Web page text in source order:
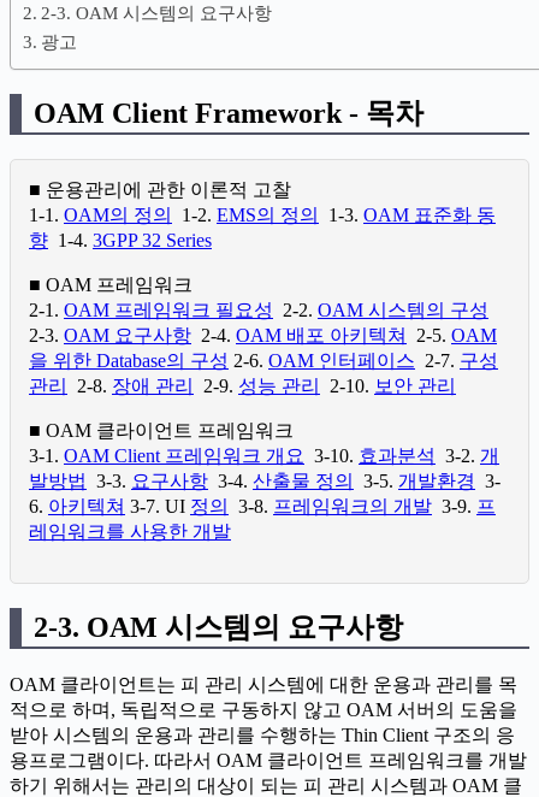
2-3. OAM 시스템의 요구사항
광고
OAM Client Framework - 목차
■ 운용관리에 관한 이론적 고찰
1-1. OAM의 정의 1-2. EMS의 정의 1-3. OAM 표준화 동
향 1-4. 3GPP 32 Series
■ OAM 프레임워크
2-1. OAM 프레임워크 필요성 2-2. OAM 시스템의 구성
2-3. OAM 요구사항 2-4. OAM 배포 아키텍쳐 2-5. OAM
을 위한 Database의 구성 2-6. OAM 인터페이스 2-7. 구성
관리
2-8. 장애 관리 2-9. 성능 관리 2-10. 보안 관리
■ OAM 클라이언트 프레임워크
3-1. OAM Client 프레임워크 개요 3-10. 효과분석 3-2. 개
발방법 3-3. 요구사항 3-4. 산출물 정의 3-5. 개발환경 3-
6. 아키텍쳐 3-7. UI 정의 3-8. 프레임워크의 개발 3-9. 프
레임워크를 사용한 개발
2-3. OAM 시스템의 요구사항
OAM 클라이언트는 피 관리 시스템에 대한 운용과 관리를 목
적으로 하며, 독립적으로 구동하지 않고 OAM 서버의 도움을
받아 시스템의 운용과 관리를 수행하는 Thin Client 구조의 응
용프로그램이다. 따라서 OAM 클라이언트 프레임워크를 개발
하기 위해서는 관리의 대상이 되는 피 관리 시스템과 OAM 클